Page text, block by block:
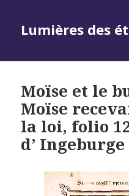
Lumières des
Moïse et le
Moïse
la loi, folio
d’ Ingeburge